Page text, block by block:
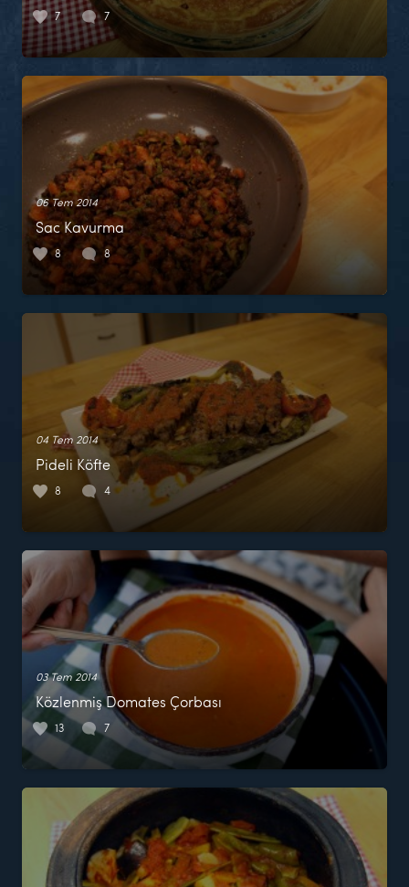
7 7
06 Tem 2014
Sac Kavurma
8 8
04 Tem 2014
Pideli Köfte
8 4
03 Tem 2014
Közlenmiş Domates Çorbası
13 7